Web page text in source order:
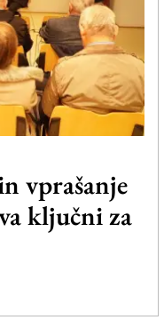
vprašanje
ključni za